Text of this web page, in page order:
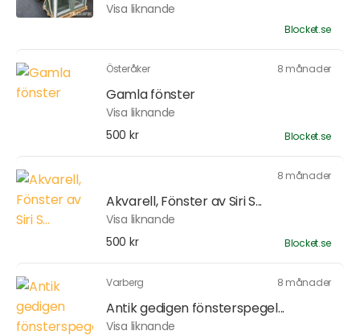
Visa liknande
Blocket.se
Österåker 8 månader
Gamla fönster
Visa liknande
500 kr
Blocket.se
8 månader
Akvarell, Fönster av Siri S...
Visa liknande
500 kr
Blocket.se
Varberg 8 månader
Antik gedigen fönsterspegel...
Visa liknande